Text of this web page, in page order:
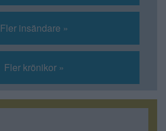
Fler insändare »
Fler krönikor »